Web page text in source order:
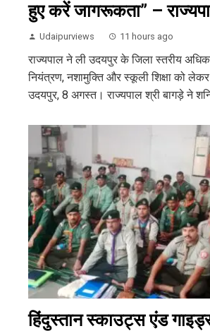
हुए करें जागरूकता” –
Udaipurviews 11 hours ago
राज्यपाल ने ली उदयपुर के जिला स्तरीय
नियंत्रण, नशामुक्ति और स्कूली शिक्षा को लेकर
उदयपुर, 8 अगस्त। राज्यपाल श्री बागड़े ने
हिंदुस्तान स्काउट्स एंड